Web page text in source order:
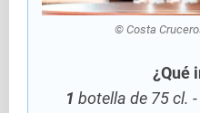
© Costa
¿Qué
1 botella de 75 cl.